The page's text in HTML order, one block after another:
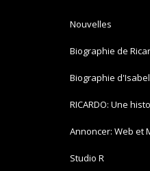
Nouvelles
Biographie de
Biographie
RICARDO: Une
Annoncer: Web et
Studio R